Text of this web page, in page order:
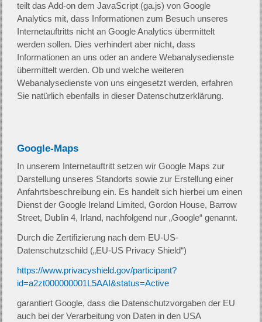
teilt das Add-on dem JavaScript (ga.js) von Google
Analytics mit, dass Informationen zum Besuch unseres
Internetauftritts nicht an Google Analytics übermittelt
werden sollen. Dies verhindert aber nicht, dass
Informationen an uns oder an andere Webanalysedienste
übermittelt werden. Ob und welche weiteren
Webanalysedienste von uns eingesetzt werden, erfahren
Sie natürlich ebenfalls in dieser Datenschutzerklärung.
Google-Maps
In unserem Internetauftritt setzen wir Google Maps zur
Darstellung unseres Standorts sowie zur Erstellung einer
Anfahrtsbeschreibung ein. Es handelt sich hierbei um einen
Dienst der Google Ireland Limited, Gordon House, Barrow
Street, Dublin 4, Irland, nachfolgend nur „Google“ genannt.
Durch die Zertifizierung nach dem EU-US-
Datenschutzschild („EU-US Privacy Shield“)
https://www.privacyshield.gov/participant?
id=a2zt000000001L5AAI&status=Active
garantiert Google, dass die Datenschutzvorgaben der EU
auch bei der Verarbeitung von Daten in den USA